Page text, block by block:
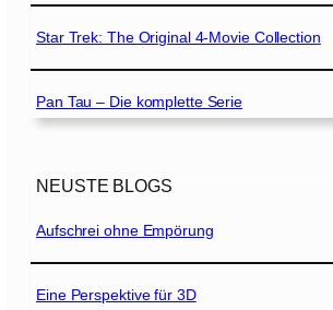
Star Trek: The Original 4-Movie Collection
Pan Tau – Die komplette Serie
NEUSTE BLOGS
Aufschrei ohne Empörung
Eine Perspektive für 3D